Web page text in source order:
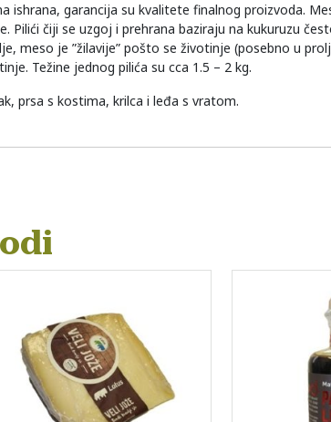
ishrana, garancija su kvalitete finalnog proizvoda.
Pilići čiji se uzgoj i prehrana baziraju na kukuruzu
meso je ”žilavije” pošto se životinje (posebno u
Težine jednog pilića su cca 1.5 – 2 kg.
prsa s kostima, krilca i leđa s vratom.